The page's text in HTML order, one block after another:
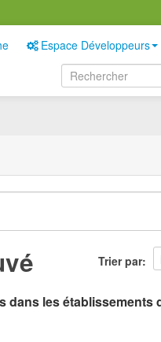
Espace Développeurs
Trier par
dans les établissements